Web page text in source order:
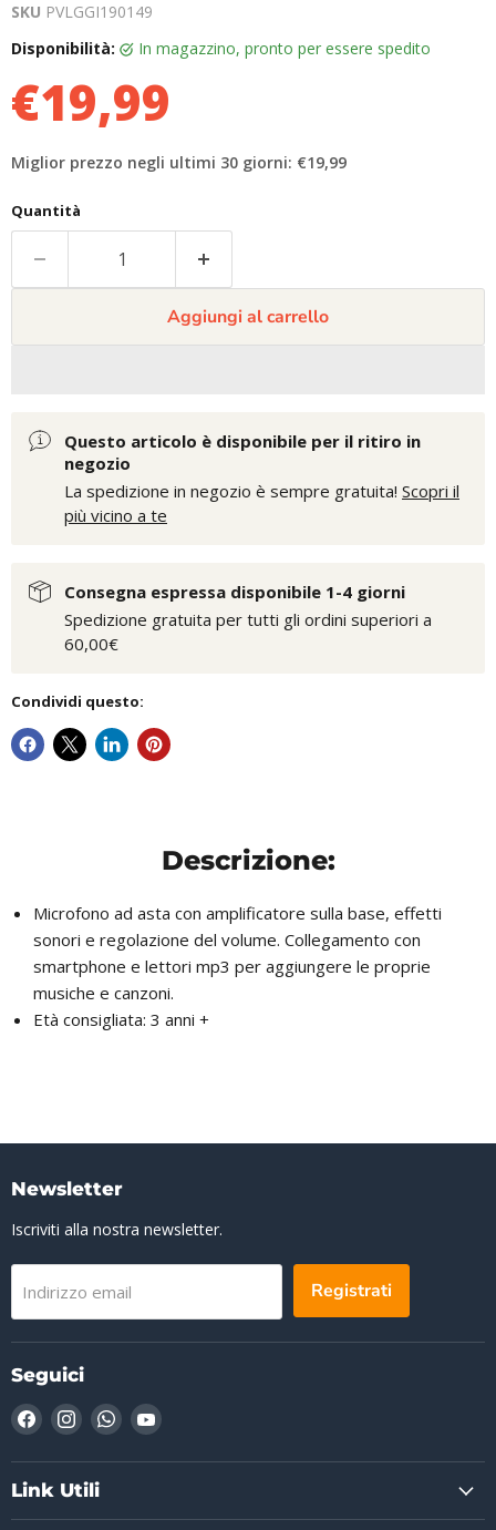
SKU PVLGGI190149
Disponibilità:
in magazzino, pronto per essere spedito
€19,99
Miglior prezzo negli ultimi 30 giorni: €19,99
Quantità
Aggiungi al carrello
Questo articolo è disponibile per il ritiro in
negozio
La spedizione in negozio è sempre gratuita! Scopri il
più vicino a te
Consegna espressa disponibile 1-4 giorni
Spedizione gratuita per tutti gli ordini superiori a
60,00€
Condividi questo:
Descrizione:
Microfono ad asta con amplificatore sulla base, effetti
sonori e regolazione del volume. Collegamento con
smartphone e lettori mp3 per aggiungere le proprie
musiche e canzoni.
Età consigliata: 3 anni +
Newsletter
Iscriviti alla nostra newsletter.
Indirizzo email Registrati
Seguici
Trovaci
Facebook
Trovaci
Instagram
Trovaci
WhatsApp
Trovaci
YouTube
Link Utili